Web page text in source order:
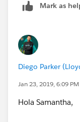
Mark as
Diego Parker
Jan 23, 2019, 6:09 PM
Hola Samantha,